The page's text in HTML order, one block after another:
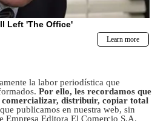
la labor periodística que
Por ello, les recordamos que
distribuir, copiar total
que publicamos en nuestra web, sin
Empresa Editora El Comercio S.A.